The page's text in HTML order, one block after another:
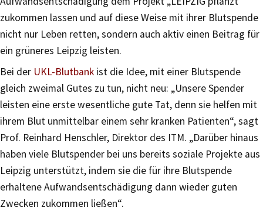
zukommen lassen und auf diese Weise mit ihrer Blutspende
nicht nur Leben retten, sondern auch aktiv einen Beitrag für
ein grüneres Leipzig leisten.
Bei der UKL-Blutbank ist die Idee, mit einer Blutspende
gleich zweimal Gutes zu tun, nicht neu: „Unsere Spender
leisten eine erste wesentliche gute Tat, denn sie helfen mit
ihrem Blut unmittelbar einem sehr kranken Patienten“, sagt
Prof. Reinhard Henschler, Direktor des ITM. „Darüber hinaus
haben viele Blutspender bei uns bereits soziale Projekte aus
Leipzig unterstützt, indem sie die für ihre Blutspende
erhaltene Aufwandsentschädigung dann wieder guten
Zwecken zukommen ließen“.